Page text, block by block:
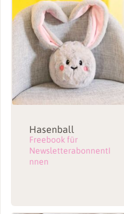
Hasenball
Freebook für
NewsletterabonnentI
nnen